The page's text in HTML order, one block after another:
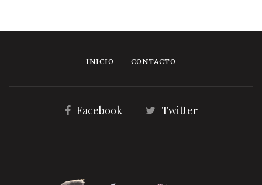
INICIO CONTACTO
Facebook Twitter